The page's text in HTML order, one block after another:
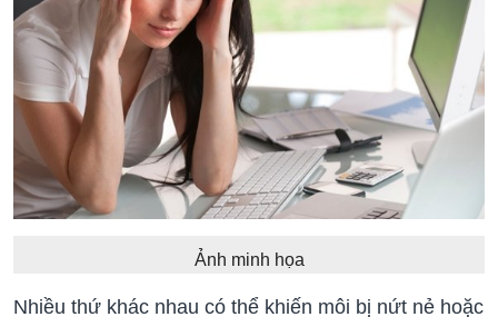
Ảnh minh họa
Nhiều thứ khác nhau có thể khiến môi bị nứt nẻ hoặc